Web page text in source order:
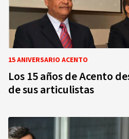
15 ANIVERSARIO ACENTO
Los 15 años de Acento
de sus articulistas